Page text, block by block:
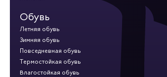
Обувь
Летняя обувь
Зимняя обувь
Повседневная обувь
Термостойкая обувь
Влагостойкая обувь